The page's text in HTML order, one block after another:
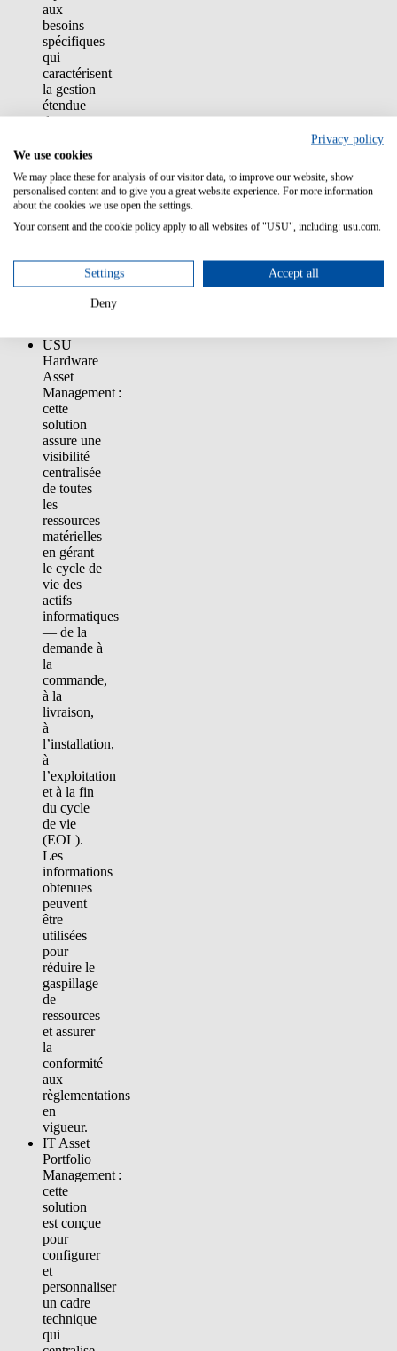
aux
besoins
spécifiques
qui
caractérisent
la gestion
étendue
des
Oracle en
couvrant
la totalité
des
des
ainsi que
toutes les
règles de
USU
Hardware
Asset
Management :
cette
solution
assure une
visibilité
centralisée
de toutes
les
ressources
matérielles
en gérant
le cycle de
vie des
actifs
informatiques
— de la
demande à
la
commande,
à la
livraison,
à
l’installation,
à
l’exploitation
et à la fin
du cycle
de vie
(EOL).
Les
informations
obtenues
peuvent
être
utilisées
pour
réduire le
gaspillage
de
ressources
et assurer
la
conformité
aux
règlementations
en
vigueur.
IT Asset
Portfolio
Management :
cette
solution
est conçue
pour
configurer
et
personnaliser
un cadre
technique
qui
Privacy policy
We use cookies
We may place these for analysis of our visitor data, to improve our website, show
personalised content and to give you a great website experience. For more information
about the cookies we use open the settings.
Your consent and the cookie policy apply to all websites of "USU", including: usu.com.
Settings Accept all
Deny